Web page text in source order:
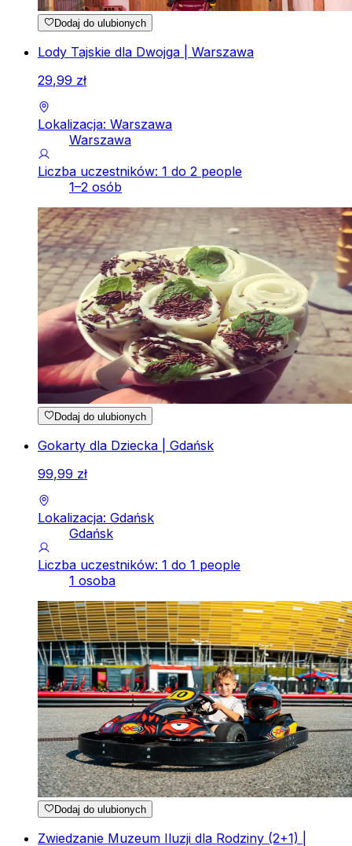
Dodaj do ulubionych
Lody Tajskie dla Dwojga | Warszawa
29,99 zł
Lokalizacja: Warszawa
Warszawa
Liczba uczestników: 1 do 2 people
1–2 osób
Dodaj do ulubionych
Gokarty dla Dziecka | Gdańsk
99,99 zł
Lokalizacja: Gdańsk
Gdańsk
Liczba uczestników: 1 do 1 people
1 osoba
Dodaj do ulubionych
Zwiedzanie Muzeum Iluzji dla Rodziny (2+1) |